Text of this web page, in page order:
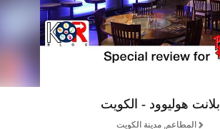
بلانت هوليوود - الكويت
المطاعم, مدينة الكويت